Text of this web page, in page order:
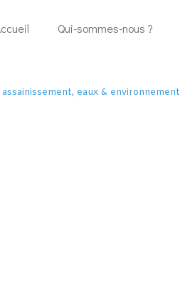
Qui-sommes-nous ?
eaux & environnement